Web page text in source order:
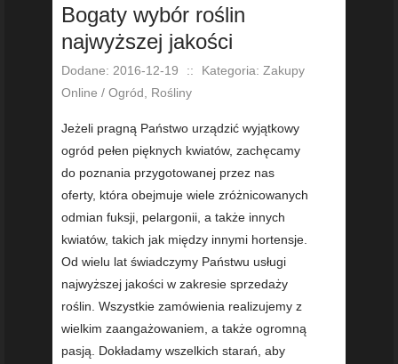
Bogaty wybór roślin
najwyższej jakości
Dodane: 2016-12-19 ::
Kategoria: Zakupy
Online / Ogród, Rośliny
Jeżeli pragną Państwo urządzić wyjątkowy
ogród pełen pięknych kwiatów, zachęcamy
do poznania przygotowanej przez nas
oferty, która obejmuje wiele zróżnicowanych
odmian fuksji, pelargonii, a także innych
kwiatów, takich jak między innymi hortensje.
Od wielu lat świadczymy Państwu usługi
najwyższej jakości w zakresie sprzedaży
roślin. Wszystkie zamówienia realizujemy z
wielkim zaangażowaniem, a także ogromną
pasją. Dokładamy wszelkich starań, aby